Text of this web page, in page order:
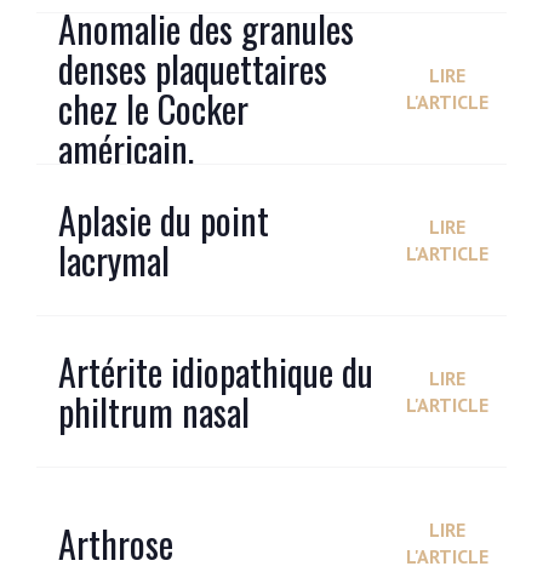
Anomalie des granules
denses plaquettaires
chez le Cocker
américain.
LIRE
L'ARTICLE
Aplasie du point
lacrymal
LIRE
L'ARTICLE
Artérite idiopathique du
philtrum nasal
LIRE
L'ARTICLE
Arthrose
LIRE
L'ARTICLE